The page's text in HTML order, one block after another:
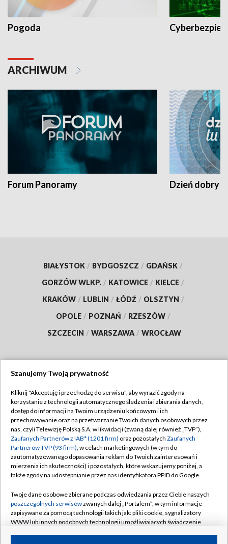
Pogoda
ARCHIWUM
Forum Panoramy Dzień dobry
BIAŁYSTOK / BYDGOSZCZ / GDAŃSK /
GORZÓW WLKP. / KATOWICE / KIELCE /
KRAKÓW / LUBLIN / ŁÓDŹ / OLSZTYN /
OPOLE / POZNAŃ / RZESZÓW /
SZCZECIN / WARSZAWA / WROCŁAW
TVP
Abonament TVP
Emisja w TVP
Centrum informacji TVP
Naziemna Telewizja Cyfrowa
Rada Programowa
System NOS
Informacje o nadawcy
Regulamin TVP
Polityka prywatności
Moje zgody
Pomoc
Kontakt
Kanały
Szanujemy Twoją prywatność
Kliknij "Akceptuję i przechodzę do serwisu", aby wyrazić zgody na
korzystanie z technologii automatycznego śledzenia i zbierania danych,
dostęp do informacji na Twoim urządzeniu końcowym i ich
przechowywanie oraz na przetwarzanie Twoich danych osobowych przez
nas, czyli Telewizję Polską S.A. w likwidacji (zwaną dalej również „TVP”),
Zaufanych Partnerów z IAB* (1201 firm) oraz pozostałych Zaufanych
Partnerów TVP (93 firm), w celach marketingowych (w tym do
zautomatyzowanego dopasowania reklam do Twoich zainteresowań i
mierzenia ich skuteczności) i pozostałych, które wskazujemy poniżej, a
także zgody na udostępnianie przez nas identyfikatora PPID do Google.
Twoje dane osobowe zbierane podczas odwiedzania przez Ciebie naszych
poszczególnych serwisówzwanych dalej „Portalem”, w tym informacje
zapisywane za pomocą technologii takich jak: pliki cookie, sygnalizatory
WWW lub innych podobnych technologii umożliwiających świadczenie